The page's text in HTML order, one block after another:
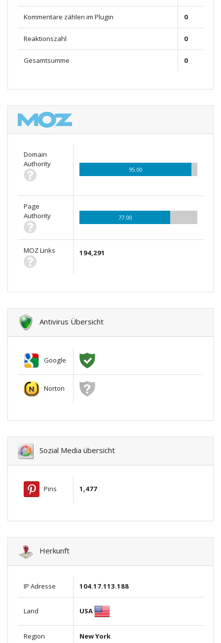
Kommentare zählen im Plugin 0
Reaktionszahl 0
Gesamtsumme 0
Domain
Authority
95.00
Page
Authority
77.00
MOZ Links 194,291
Antivirus Übersicht
Google
Norton
Sozial Media übersicht
Pins 1,477
Herkunft
IP Adresse 104.17.113.188
Land USA
Region New York